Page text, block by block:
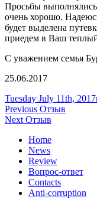
Просьбы
очень хорошо.
будет выделена
приедем в Ваш
С уважением семья
25.06.2017
Posted
on
Tuesday July 11th, 2017
Post
navigation
Previous Previous
post:
Отзыв
Next Next
Отзыв
Home
News
Review
Вопрос-ответ
Contacts
Anti-corruption